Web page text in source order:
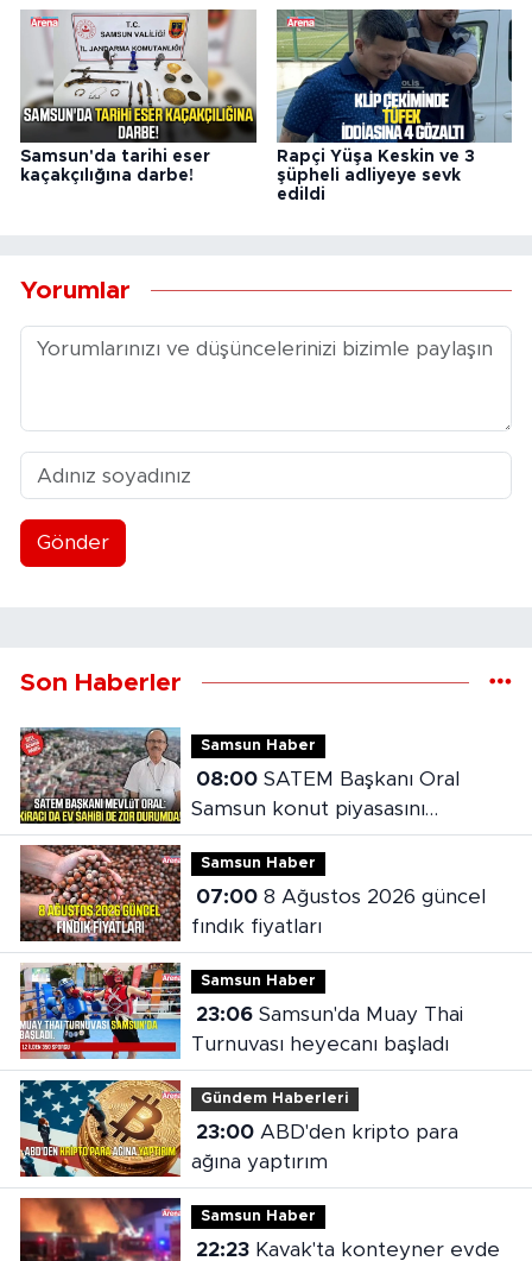
Samsun'da tarihi eser
kaçakçılığına darbe!
Rapçi Yüşa Keskin ve 3
şüpheli adliyeye sevk
edildi
Yorumlar
Gönder
Son Haberler
Samsun Haber
08:00SATEM Başkanı Oral
Samsun konut piyasasını
değerlendirdi
Samsun Haber
07:008 Ağustos 2026 güncel
fındık fiyatları
Samsun Haber
23:06Samsun'da Muay Thai
Turnuvası heyecanı başladı
Gündem Haberleri
23:00ABD'den kripto para
ağına yaptırım
Samsun Haber
22:23Kavak'ta konteyner evde